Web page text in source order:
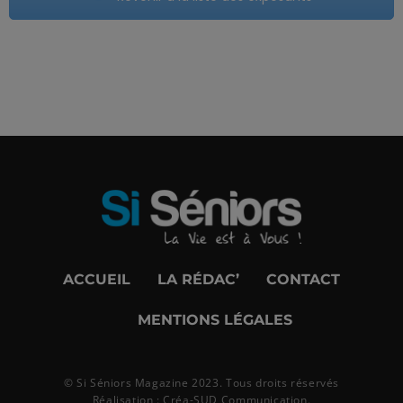
ACCUEIL LA RÉDAC’ CONTACT
MENTIONS LÉGALES
© Si Séniors Magazine 2023. Tous droits réservés